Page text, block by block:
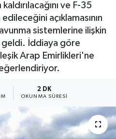
ve F-35
açıklamasının
sistemlerine ilişkin
İddiaya göre
Arap Emirlikleri'ne
2 DK
OKUNMA SÜRESI